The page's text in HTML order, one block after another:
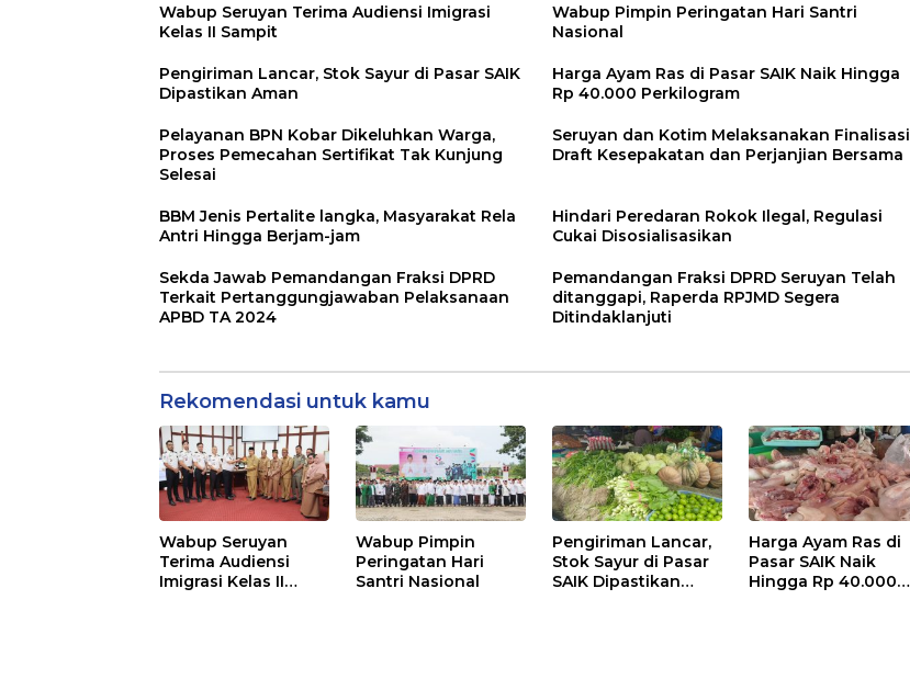
Wabup Seruyan Terima Audiensi Imigrasi
Kelas II Sampit
Wabup Pimpin Peringatan Hari Santri
Nasional
Pengiriman Lancar, Stok Sayur di Pasar SAIK
Dipastikan Aman
Harga Ayam Ras di Pasar SAIK Naik Hingga
Rp 40.000 Perkilogram
Pelayanan BPN Kobar Dikeluhkan Warga,
Proses Pemecahan Sertifikat Tak Kunjung
Selesai
Seruyan dan Kotim Melaksanakan Finalisasi
Draft Kesepakatan dan Perjanjian Bersama
BBM Jenis Pertalite langka, Masyarakat Rela
Antri Hingga Berjam-jam
Hindari Peredaran Rokok Ilegal, Regulasi
Cukai Disosialisasikan
Sekda Jawab Pemandangan Fraksi DPRD
Terkait Pertanggungjawaban Pelaksanaan
APBD TA 2024
Pemandangan Fraksi DPRD Seruyan Telah
ditanggapi, Raperda RPJMD Segera
Ditindaklanjuti
Rekomendasi untuk kamu
Wabup Seruyan
Terima Audiensi
Imigrasi Kelas II
Wabup Pimpin
Peringatan Hari
Santri Nasional
Pengiriman Lancar,
Stok Sayur di Pasar
SAIK Dipastikan
Harga Ayam Ras di
Pasar SAIK Naik
Hingga Rp 40.000